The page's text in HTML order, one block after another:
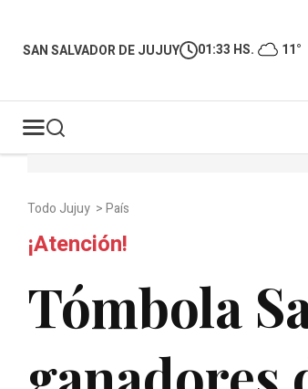
SAN SALVADOR DE JUJUY 01:33 HS. 11°
Todo Jujuy >País
¡Atención!
Tómbola